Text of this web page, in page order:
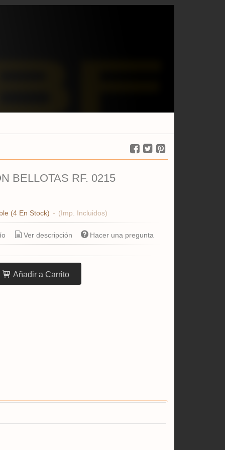
BELLOTAS RF. 0215
(4 En Stock) - (Imp. Incluidos)
Ver descripción Hacer una pregunta
Añadir a Carrito